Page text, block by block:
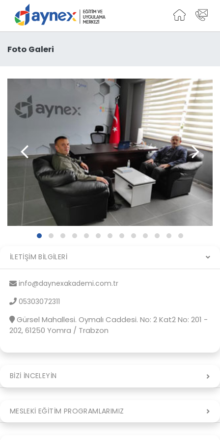
Foto Galeri
İLETIŞIM BILGILERI
info@daynexakademi.com.tr
05303072311
Gürsel Mahallesi. Oymalı Caddesi. No: 2 Kat2 No: 201 -
202, 61250 Yomra / Trabzon
BIZI İNCELEYIN
MESLEKI EĞITIM PROGRAMLARIMIZ